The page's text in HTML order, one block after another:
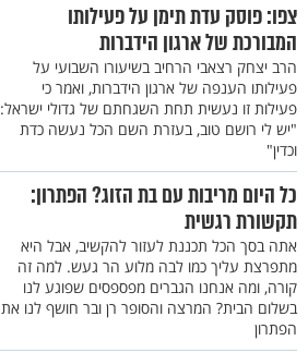
צפו: פוסק עדת תימן על פעילותו
המבורכת של ארגון הידברות
הרב יצחק רצאבי הרחיב בשיעורו השבועי על
פעילותו הענפה של ארגון הידברות, ואמר כי
פעילות זו נעשית תחת השגחתם של גדולי ישראל:
"יש לי רושם טוב, בעזרת השם הכל נעשה כדת
וכדין"
כל היום מריבות עם בת הזוג? הפתרון:
תקשורת רגשית
אתה בסך הכל תכננת לעזור להקשיב, אבל היא
מתפרצת עליך כמו לבה מלוע הר געש. למה זה
קורה, ומה אנחנו הגברים מפספסים שפוגע לנו
בשלום הבית? המרצה והסופר רן ובר חושף לנו את
הפתרון